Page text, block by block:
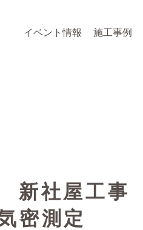
イベント情報 施工事例
新社屋工事
密測定